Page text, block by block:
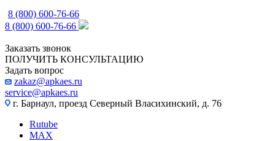
8 (800) 600-76-66
8 (800) 600-76-66
Заказать звонок
ПОЛУЧИТЬ КОНСУЛЬТАЦИЮ
Задать вопрос
zakaz@apkaes.ru
service@apkaes.ru
г. Барнаул, проезд Северный Власихинский, д. 76
Rutube
MAX